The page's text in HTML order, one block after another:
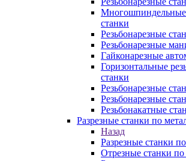
Многошпиндельные
станки
Резьбонарезные
Резьбонарезные
Гайконарезные
Горизонтальные
станки
Резьбонарезные
Резьбонарезные
Резьбонакатные
Разрезные станки по
Назад
Разрезные станки
Отрезные станки по